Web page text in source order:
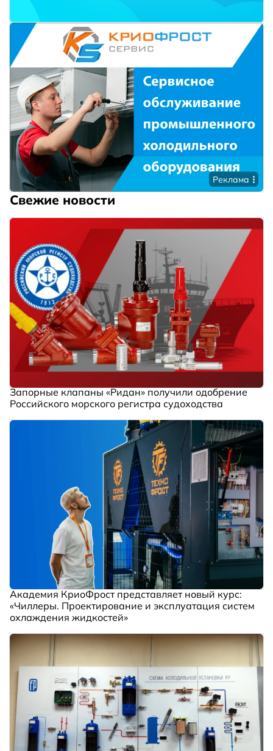
Реклама
Свежие новости
Запорные клапаны «Ридан» получили одобрение
Российского морского регистра судоходства
Академия КриоФрост представляет новый курс:
«Чиллеры. Проектирование и эксплуатация систем
охлаждения жидкостей»